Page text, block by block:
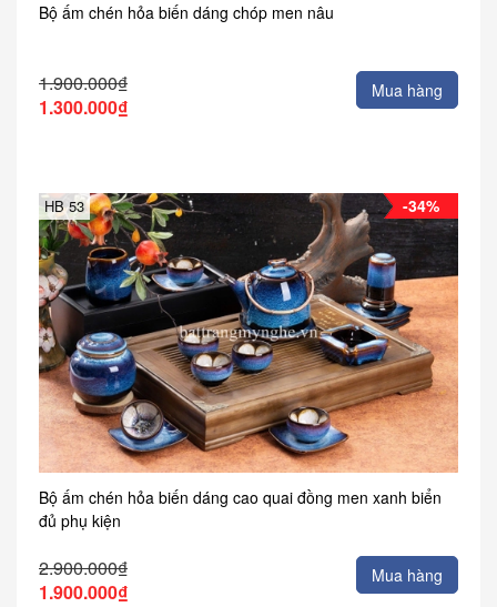
Bộ ấm chén hỏa biến dáng chóp men nâu
1.900.000₫
1.300.000₫
Mua hàng
-34%
HB 53
Bộ ấm chén hỏa biến dáng cao quai đồng men xanh biển
đủ phụ kiện
2.900.000₫
1.900.000₫
Mua hàng